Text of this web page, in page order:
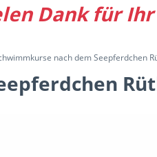
Dank für
nach dem Seepferdchen